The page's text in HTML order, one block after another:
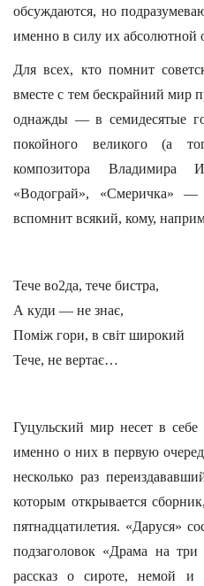
обсуждаются, но
именно в силу их абсолютной
Для всех, кто помнит
вместе с тем бескрайний мир
однажды — в семидесятые
покойного великого (а
композитора Владимира
«Водограй», «Смеричка»
вспомнит всякий, кому,
Тече во2да, тече бистра,
А куди — не знає,
Помiж гори, в свiт широкий
Тече, не вертає…
Гуцульский мир несет в
именно о них в первую
несколько раз
которым открывается
пятнадцатилетия. «Даруся»
подзаголовок «Драма на
рассказ о сироте, немой и